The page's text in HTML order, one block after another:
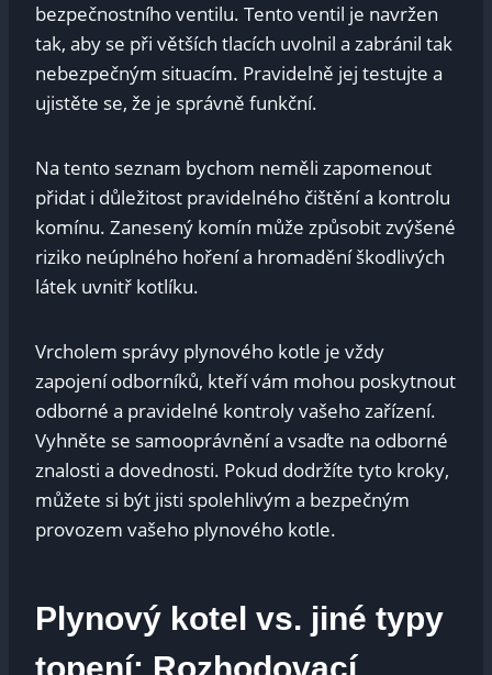
bezpečnostního ventilu. Tento ventil⁢ je navržen
tak, aby se při větších tlacích uvolnil a ⁤zabránil tak
nebezpečným‌ situacím. Pravidelně jej testujte a
ujistěte se, že ⁢je ‍správně⁣ funkční.
Na tento ‍seznam bychom neměli ‍zapomenout
‌přidat i důležitost pravidelného​ čištění ​a kontrolu‌
komínu. ⁣Zanesený komín může způsobit zvýšené⁤
riziko neúplného hoření a hromadění škodlivých
látek uvnitř kotlíku.
Vrcholem správy plynového kotle⁢ je vždy
zapojení odborníků, kteří⁤ vám mohou poskytnout​
odborné a pravidelné ⁢kontroly vašeho zařízení.
Vyhněte ⁣se⁢ samooprávnění a vsaďte‍ na​ odborné ​
znalosti a ⁢dovednosti. Pokud dodržíte‍ tyto kroky,
můžete si být jisti spolehlivým a bezpečným
provozem vašeho⁤ plynového kotle.
Plynový⁤ kotel ‍vs. jiné typy